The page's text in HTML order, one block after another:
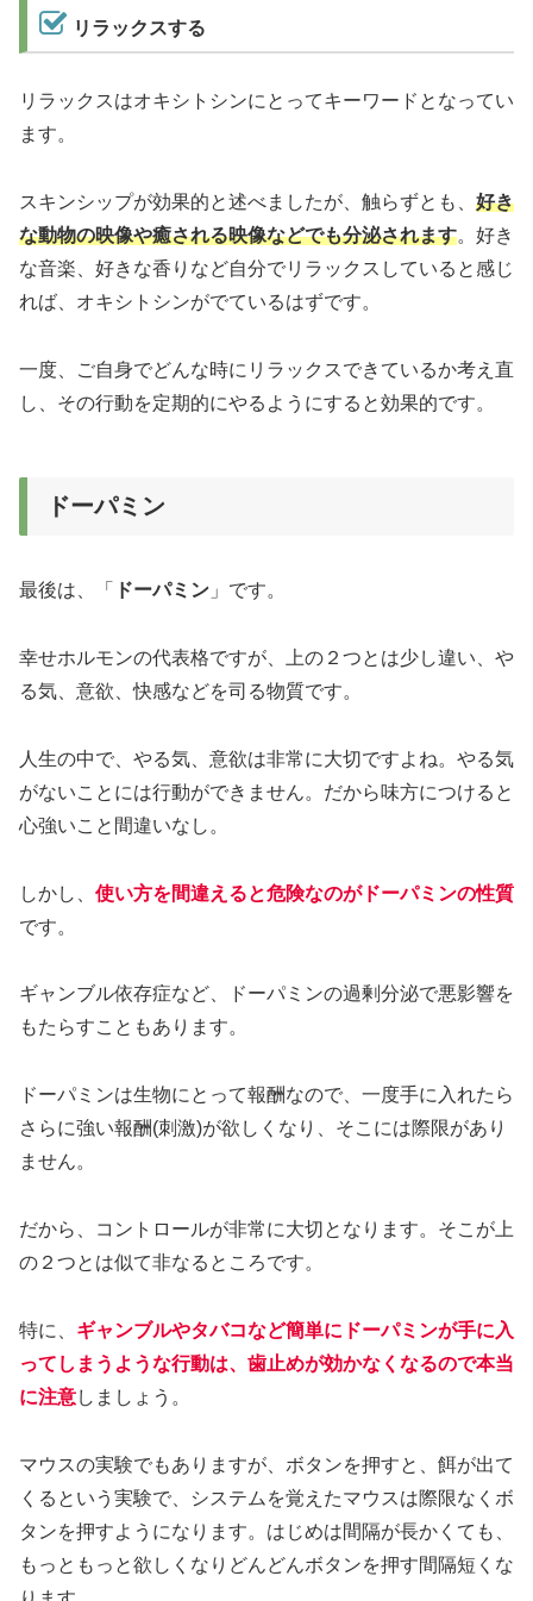
リラックスする
リラックスはオキシトシンにとってキーワードとなってい
ます。
スキンシップが効果的と述べましたが、触らずとも、 好き
な動物の映像や癒される映像などでも分泌されます。好き
な音楽、好きな香りなど自分でリラックスしていると感じ
れば、オキシトシンがでているはずです。
一度、ご自身でどんな時にリラックスできているか考え直
し、その行動を定期的にやるようにすると効果的です。
ドーパミン
最後は、「 ドーパミン 」です。
幸せホルモンの代表格ですが、上の２つとは少し違い、や
る気、意欲、快感などを司る物質です。
人生の中で、やる気、意欲は非常に大切ですよね。やる気
がないことには行動ができません。だから味方につけると
心強いこと間違いなし。
しかし、 使い方を間違えると危険なのがドーパミンの性質
です。
ギャンブル依存症など、ドーパミンの過剰分泌で悪影響を
もたらすこともあります。
ドーパミンは生物にとって報酬なので、一度手に入れたら
さらに強い報酬(刺激)が欲しくなり、そこには際限があり
ません。
だから、コントロールが非常に大切となります。そこが上
の２つとは似て非なるところです。
特に、 ギャンブルやタバコなど簡単にドーパミンが手に入
ってしまうような行動は、歯止めが効かなくなるので本当
に注意しましょう。
マウスの実験でもありますが、ボタンを押すと、餌が出て
くるという実験で、システムを覚えたマウスは際限なくボ
タンを押すようになります。はじめは間隔が長かくても、
もっともっと欲しくなりどんどんボタンを押す間隔短くな